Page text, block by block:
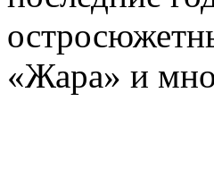
«Жара» и